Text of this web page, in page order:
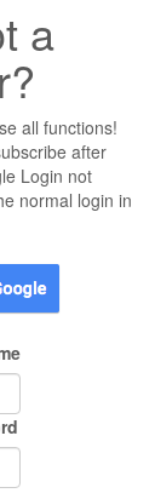
a
all functions!
after
Login not
normal login in